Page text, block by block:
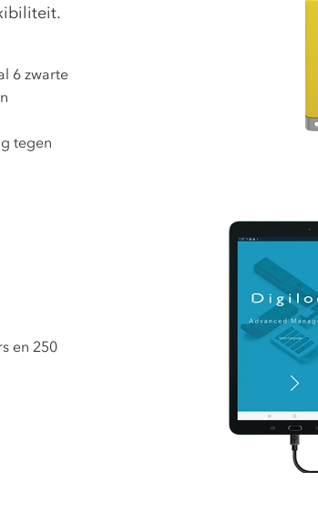
6 zwarte
tegen
en 250